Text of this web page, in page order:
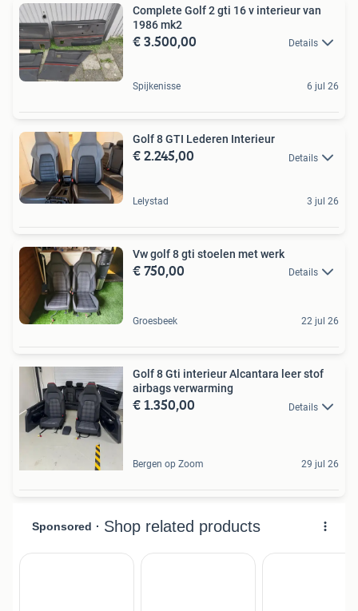
Complete Golf 2 gti 16 v interieur van
1986 mk2
€ 3.500,00 Details
Spijkenisse 6 jul 26
Golf 8 GTI Lederen Interieur
€ 2.245,00 Details
Lelystad 3 jul 26
Vw golf 8 gti stoelen met werk
€ 750,00 Details
Groesbeek 22 jul 26
Golf 8 Gti interieur Alcantara leer stof
airbags verwarming
€ 1.350,00 Details
Bergen op Zoom 29 jul 26